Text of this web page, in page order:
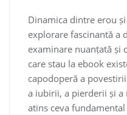
Dinamica dintre erou
explorare fascinantă a
examinare nuanțată și
care stau la ebook
capodoperă a
a iubirii, a pierderii și a
atins ceva